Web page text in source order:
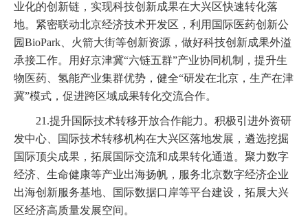
业化的创新链，实现科技创新成果在大兴区快速转化落
地。紧密联动北京经济技术开发区，利用国际医药创新公
园BioPark、火箭大街等创新资源，做好科技创新成果外溢
承接工作。用好京津冀“六链五群”产业协同机制，提升生
物医药、氢能产业集群优势，健全“研发在北京，生产在津
冀”模式，促进跨区域成果转化交流合作。
21.提升国际技术转移开放合作能力。积极引进外资研
发中心、国际技术转移机构在大兴区落地发展，遴选挖掘
国际顶尖成果，拓展国际交流和成果转化通道。聚力数字
经济、生命健康等产业出海扬帆，服务北京数字经济企业
出海创新服务基地、国际数据口岸等平台建设，拓展大兴
区经济高质量发展空间。